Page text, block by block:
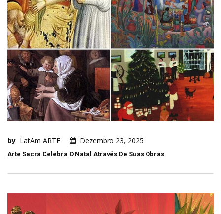
by LatAm ARTE Dezembro 23, 2025
Arte Sacra Celebra O Natal Através De Suas Obras